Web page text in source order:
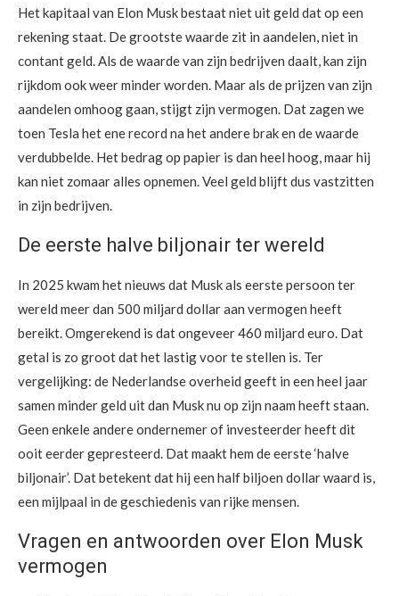
Het kapitaal van Elon Musk bestaat niet uit geld dat op een
rekening staat. De grootste waarde zit in aandelen, niet in
contant geld. Als de waarde van zijn bedrijven daalt, kan zijn
rijkdom ook weer minder worden. Maar als de prijzen van zijn
aandelen omhoog gaan, stijgt zijn vermogen. Dat zagen we
toen Tesla het ene record na het andere brak en de waarde
verdubbelde. Het bedrag op papier is dan heel hoog, maar hij
kan niet zomaar alles opnemen. Veel geld blijft dus vastzitten
in zijn bedrijven.
De eerste halve biljonair ter wereld
In 2025 kwam het nieuws dat Musk als eerste persoon ter
wereld meer dan 500 miljard dollar aan vermogen heeft
bereikt. Omgerekend is dat ongeveer 460 miljard euro. Dat
getal is zo groot dat het lastig voor te stellen is. Ter
vergelijking: de Nederlandse overheid geeft in een heel jaar
samen minder geld uit dan Musk nu op zijn naam heeft staan.
Geen enkele andere ondernemer of investeerder heeft dit
ooit eerder gepresteerd. Dat maakt hem de eerste ‘halve
biljonair’. Dat betekent dat hij een half biljoen dollar waard is,
een mijlpaal in de geschiedenis van rijke mensen.
Vragen en antwoorden over Elon Musk
vermogen